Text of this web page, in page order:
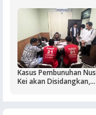
Kasus Pembunuhan Nus
Kei akan Disidangkan,